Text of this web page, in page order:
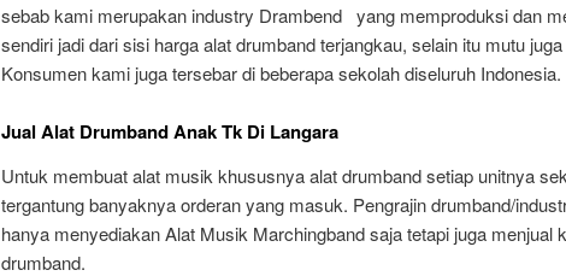
sebab kami merupakan industry Drambend yang memproduksi dan
sendiri jadi dari sisi harga alat drumband terjangkau, selain itu mutu
Konsumen kami juga tersebar di beberapa sekolah diseluruh Indonesia.
Jual Alat Drumband Anak Tk Di Langara
Untuk membuat alat musik khususnya alat drumband setiap unitnya
tergantung banyaknya orderan yang masuk. Pengrajin drumband/
hanya menyediakan Alat Musik Marchingband saja tetapi juga menjual
drumband.